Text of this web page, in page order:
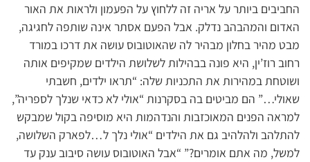
החביבים ביותר על אריה זה ללחוץ על הפעמון ולראות את האור
האדום והמהבהב נדלק. אבל הפעם אסתר אינה שותפה לחגיגה,
מבט מהיר בחלון מבהיר לה שהאוטובוס עושה את דרכו במורד
רחוב רוז’ין, היא פונה בבהילות לשלושת הילדים שמקיפים אותה
ושוטחת במהירות את התכניות שלה: “תראו ילדים, חשבתי
שאולי…” הם מביטים בה בסקרנות “אולי לא כדאי שנלך לספריה”,
למראה הפנים המאוכזבות והנדהמות היא מוסיפה בקול שמבקש
להתלהב ולהלהיב גם את הילדים “אולי נלך ל…לפארק השלושה,
למשל, מה אתם אומרים?” “אבל האוטובוס עושה סיבוב ענק עד